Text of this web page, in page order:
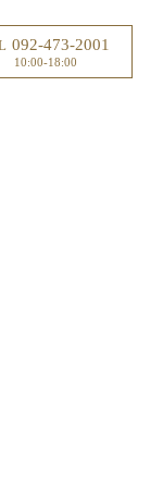
092-473-2001
10:00-18:00